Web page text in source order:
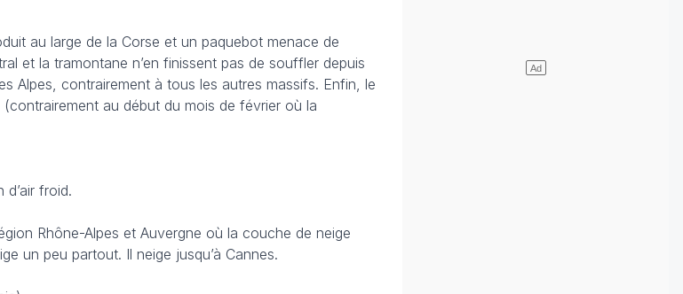
au large de la Corse et un paquebot menace de
et la tramontane n’en finissent pas de souffler depuis
Alpes, contrairement à tous les autres massifs. Enfin, le
au début du mois de février où la
d’air froid.
Rhône-Alpes et Auvergne où la couche de neige
un peu partout. Il neige jusqu’à Cannes.